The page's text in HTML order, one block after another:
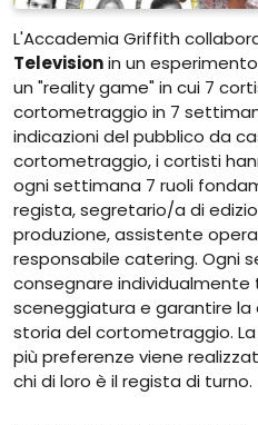
L'Accademia Griffith
Televisionin un
un "reality game" in cui 7
cortometraggio in 7
indicazioni del pubblico da
cortometraggio, i cortisti
ogni settimana 7 ruoli
regista, segretario/a di
produzione, assistente
responsabile catering. Ogni
consegnare individualmente
sceneggiatura e garantire
storia del cortometraggio.
più preferenze viene
chi di loro è il regista di turno.